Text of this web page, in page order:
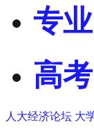
专业
高考
人大经济论坛 大